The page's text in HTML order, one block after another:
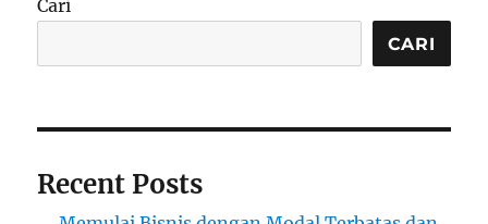
Bandung:
Mendapatkan
Sebagai
Cari
CARI
Recent Posts